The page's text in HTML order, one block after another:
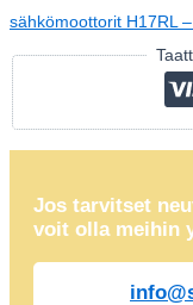
sähkömoottorit H17RL
Jos tarvitset
voit olla meihin